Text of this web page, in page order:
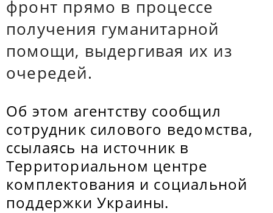
фронт прямо в процессе
получения гуманитарной
помощи, выдергивая их из
очередей.
Об этом агентству сообщил
сотрудник силового ведомства,
ссылаясь на источник в
Территориальном центре
комплектования и социальной
поддержки Украины.